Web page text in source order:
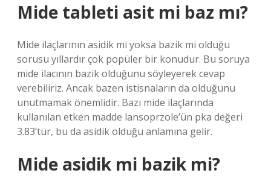
Mide tableti asit mi baz mı?
Mide ilaçlarının asidik mi yoksa bazik mi olduğu
sorusu yıllardır çok popüler bir konudur. Bu soruya
mide ilacının bazik olduğunu söyleyerek cevap
verebiliriz. Ancak bazen istisnaların da olduğunu
unutmamak önemlidir. Bazı mide ilaçlarında
kullanılan etken madde lansoprzole’ün pka değeri
3.83’tür, bu da asidik olduğu anlamına gelir.
Mide asidik mi bazik mi?